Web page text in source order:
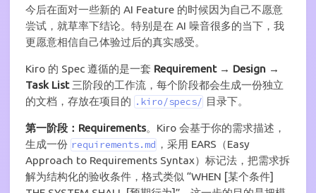
今后在面对一些新的 AI Feature 的时候因为自己不愿意
尝试，就草率下结论。特别是在 AI 噪音很多的当下，我
更愿意相信自己体验过后的真实感受。
Kiro 的 Spec 遵循的是一套 Requirement → Design →
Task List三阶段的工作流，每个阶段都会生成一份独立
的文档，存放在项目的 .kiro/specs/ 目录下。
第一阶段：Requirements。Kiro 会基于你的需求描述，
生成一份 requirements.md ，采用 EARS（Easy
Approach to Requirements Syntax）标记法，把需求拆
解为结构化的验收条件，格式类似 “WHEN [某个条件]